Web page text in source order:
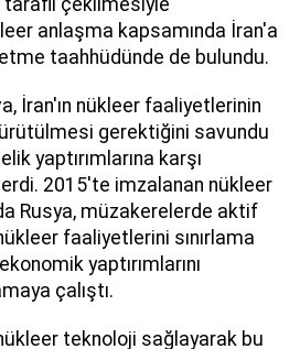
anlaşma kapsamında İran'a
taahhüdünde de bulundu.
İran'ın nükleer faaliyetlerinin
gerektiğini savundu
yaptırımlarına karşı
2015'te imzalanan nükleer
Rusya, müzakerelerde aktif
faaliyetlerini sınırlama
ekonomik yaptırımlarını
çalıştı.
teknoloji sağlayarak bu